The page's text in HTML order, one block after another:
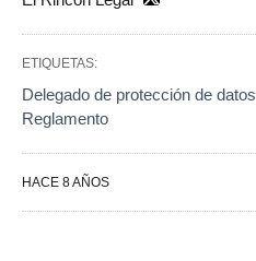
ETIQUETAS:
Delegado de protección de datos
Reglamento
HACE 8 AÑOS